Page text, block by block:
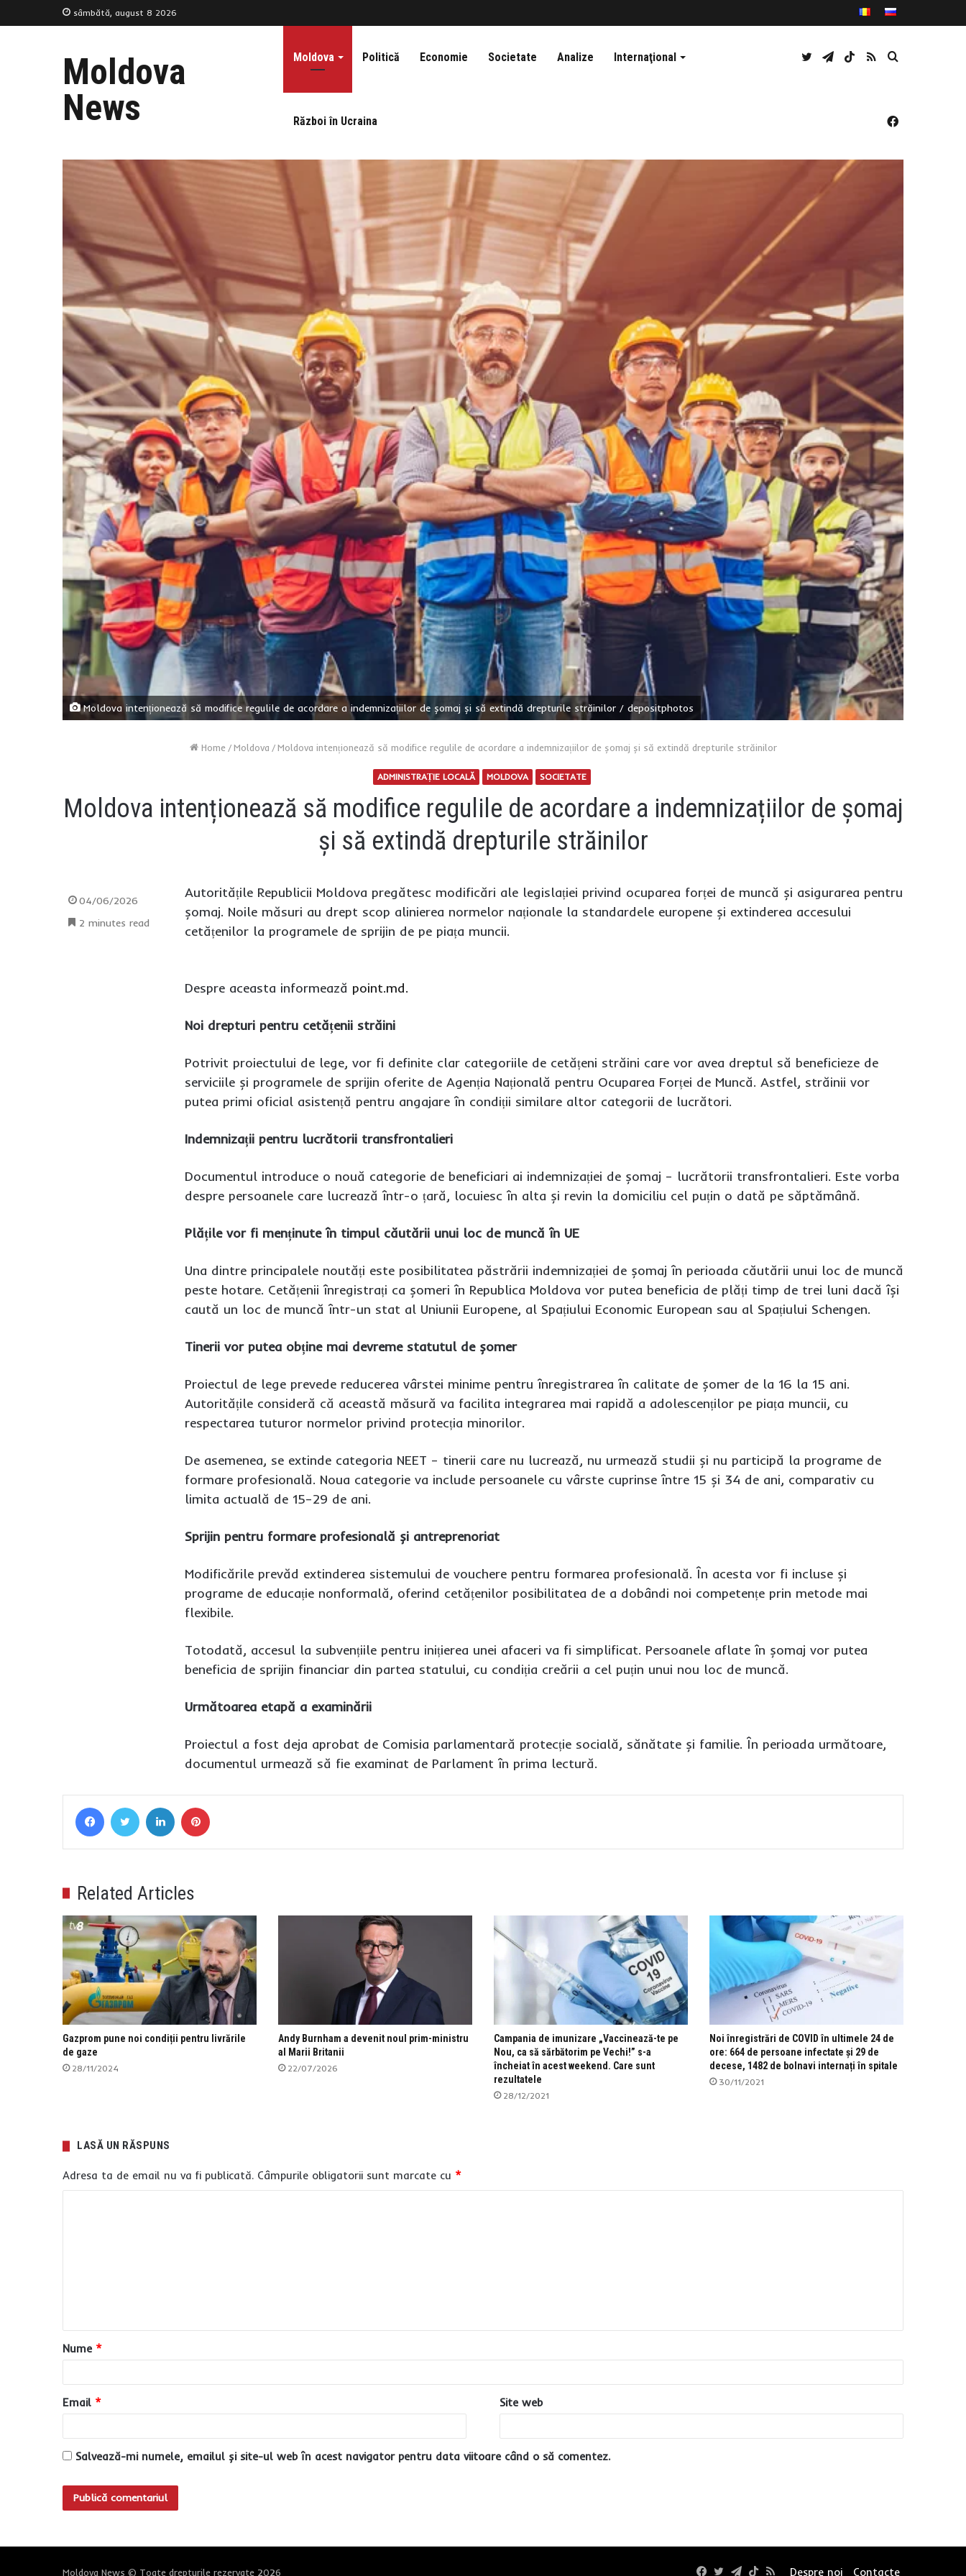
sâmbătă, august 8 2026
Moldova
News
Moldova Politică Economie Societate Analize Internaţional
Război în Ucraina
Caută
RSS
TikTok
Telegram
Twitter
Facebook
Moldova intenționează să modifice regulile de acordare a indemnizațiilor de șomaj și să extindă drepturile străinilor / depositphotos
Home / Moldova / Moldova intenționează să modifice regulile de acordare a indemnizațiilor de șomaj și să extindă drepturile străinilor
ADMINISTRAȚIE LOCALĂ MOLDOVA SOCIETATE
Moldova intenționează să modifice regulile de acordare a indemnizațiilor de șomaj
și să extindă drepturile străinilor
Autoritățile Republicii Moldova pregătesc modificări ale legislației privind ocuparea forței de muncă și asigurarea pentru
șomaj. Noile măsuri au drept scop alinierea normelor naționale la standardele europene și extinderea accesului
cetățenilor la programele de sprijin de pe piața muncii.
Despre aceasta informează point.md.
Noi drepturi pentru cetățenii străini
Potrivit proiectului de lege, vor fi definite clar categoriile de cetățeni străini care vor avea dreptul să beneficieze de
serviciile și programele de sprijin oferite de Agenția Națională pentru Ocuparea Forței de Muncă. Astfel, străinii vor
putea primi oficial asistență pentru angajare în condiții similare altor categorii de lucrători.
Indemnizații pentru lucrătorii transfrontalieri
Documentul introduce o nouă categorie de beneficiari ai indemnizației de șomaj – lucrătorii transfrontalieri. Este vorba
despre persoanele care lucrează într-o țară, locuiesc în alta și revin la domiciliu cel puțin o dată pe săptămână.
Plățile vor fi menținute în timpul căutării unui loc de muncă în UE
Una dintre principalele noutăți este posibilitatea păstrării indemnizației de șomaj în perioada căutării unui loc de muncă
peste hotare. Cetățenii înregistrați ca șomeri în Republica Moldova vor putea beneficia de plăți timp de trei luni dacă își
caută un loc de muncă într-un stat al Uniunii Europene, al Spațiului Economic European sau al Spațiului Schengen.
Tinerii vor putea obține mai devreme statutul de șomer
Proiectul de lege prevede reducerea vârstei minime pentru înregistrarea în calitate de șomer de la 16 la 15 ani.
Autoritățile consideră că această măsură va facilita integrarea mai rapidă a adolescenților pe piața muncii, cu
respectarea tuturor normelor privind protecția minorilor.
De asemenea, se extinde categoria NEET – tinerii care nu lucrează, nu urmează studii și nu participă la programe de
formare profesională. Noua categorie va include persoanele cu vârste cuprinse între 15 și 34 de ani, comparativ cu
limita actuală de 15–29 de ani.
Sprijin pentru formare profesională și antreprenoriat
Modificările prevăd extinderea sistemului de vouchere pentru formarea profesională. În acesta vor fi incluse și
programe de educație nonformală, oferind cetățenilor posibilitatea de a dobândi noi competențe prin metode mai
flexibile.
Totodată, accesul la subvențiile pentru inițierea unei afaceri va fi simplificat. Persoanele aflate în șomaj vor putea
beneficia de sprijin financiar din partea statului, cu condiția creării a cel puțin unui nou loc de muncă.
Următoarea etapă a examinării
Proiectul a fost deja aprobat de Comisia parlamentară protecție socială, sănătate și familie. În perioada următoare,
documentul urmează să fie examinat de Parlament în prima lectură.
04/06/2026
2 minutes read
FacebookTwitter LinkedIn
Related Articles
Gazprom pune noi condiții pentru livrările
de gaze
28/11/2024
Andy Burnham a devenit noul prim-ministru
al Marii Britanii
22/07/2026
Campania de imunizare „Vaccinează-te pe
Nou, ca să sărbătorim pe Vechi!” s-a
încheiat în acest weekend. Care sunt
rezultatele
28/12/2021
Noi înregistrări de COVID în ultimele 24 de
ore: 664 de persoane infectate și 29 de
decese, 1482 de bolnavi internați în spitale
30/11/2021
LASĂ UN RĂSPUNS
Adresa ta de email nu va fi publicată. Câmpurile obligatorii sunt marcate cu *
a
r
u
*
Nume *
Email * Site web
Salvează-mi numele, emailul și site-ul web în acest navigator pentru data viitoare când o să comentez.
Moldova News © Toate drepturile rezervate 2026 Despre noi Contacte
Facebook
Twitter
Telegram
TikTok
RSS